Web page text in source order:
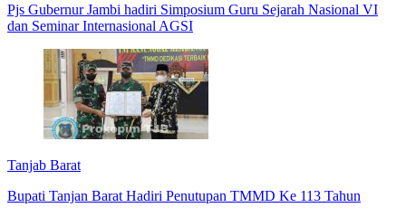
Pjs Gubernur Jambi hadiri Simposium Guru Sejarah Nasional VI
dan Seminar Internasional AGSI
Tanjab Barat
Bupati Tanjan Barat Hadiri Penutupan TMMD Ke 113 Tahun